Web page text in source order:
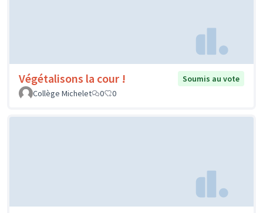
Végétalisons la cour !
Soumis au vote
Collège Michelet
0 0